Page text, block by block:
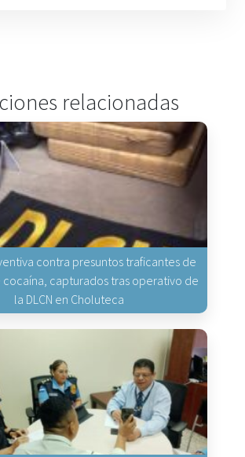
relacionadas
contra presuntos traficantes de
cocaína, capturados tras operativo de
la DLCN en Choluteca